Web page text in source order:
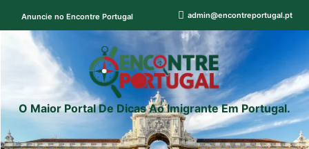
Anuncie no Encontre Portugal admin@encontreportugal.pt
O Maior Portal De Dicas Ao Imigrante Em Portugal.